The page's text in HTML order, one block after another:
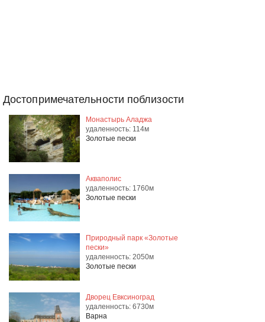
Достопримечательности поблизости
Монастырь Аладжа
удаленность: 114м
Золотые пески
Акваполис
удаленность: 1760м
Золотые пески
Природный парк «Золотые
пески»
удаленность: 2050м
Золотые пески
Дворец Евксиноград
удаленность: 6730м
Варна